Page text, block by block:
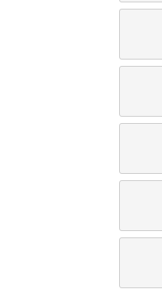
キッチン用品
家電・照明器具
インテリア雑貨